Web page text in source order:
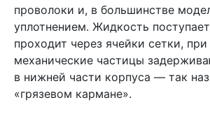
проволоки и, в большинстве
уплотнением. Жидкость
проходит через ячейки сетки,
механические частицы
в нижней части корпуса — так
«грязевом кармане».